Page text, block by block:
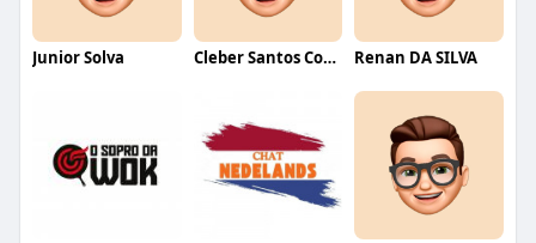
Junior Solva Cleber Santos Costa Renan DA SILVA